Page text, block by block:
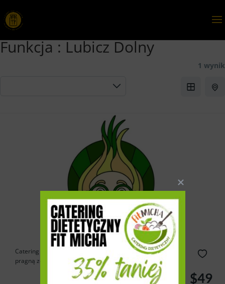
Funkcja :Lubicz Dolny
1 wynik
Catering Cebulka to doskonałe rozwiązanie dla tych, którzy
pragną zdrowo...
$49